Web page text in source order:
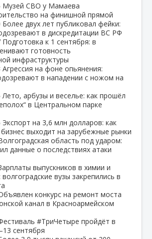
Музей СВО у Мамаева
на финишной прямой
Более двух лет публиковал фейки:
в дискредитации ВС РФ
Подготовка к 1 сентября: в
готовность
инфраструктуры
Агрессия на фоне опьянения:
в нападении с ножом на
Лето, арбузы и веселье: как прошёл
в Центральном парке
Экспорт на 3,6 млн долларов: как
бизнес выходит на зарубежные рынки
область под ударом:
данные о последствиях атаки
выпускников в химии и
вузы закрепились в
конкурс на ремонт моста
канал в Красноармейском
#ТриЧетыре пройдёт в
сентября